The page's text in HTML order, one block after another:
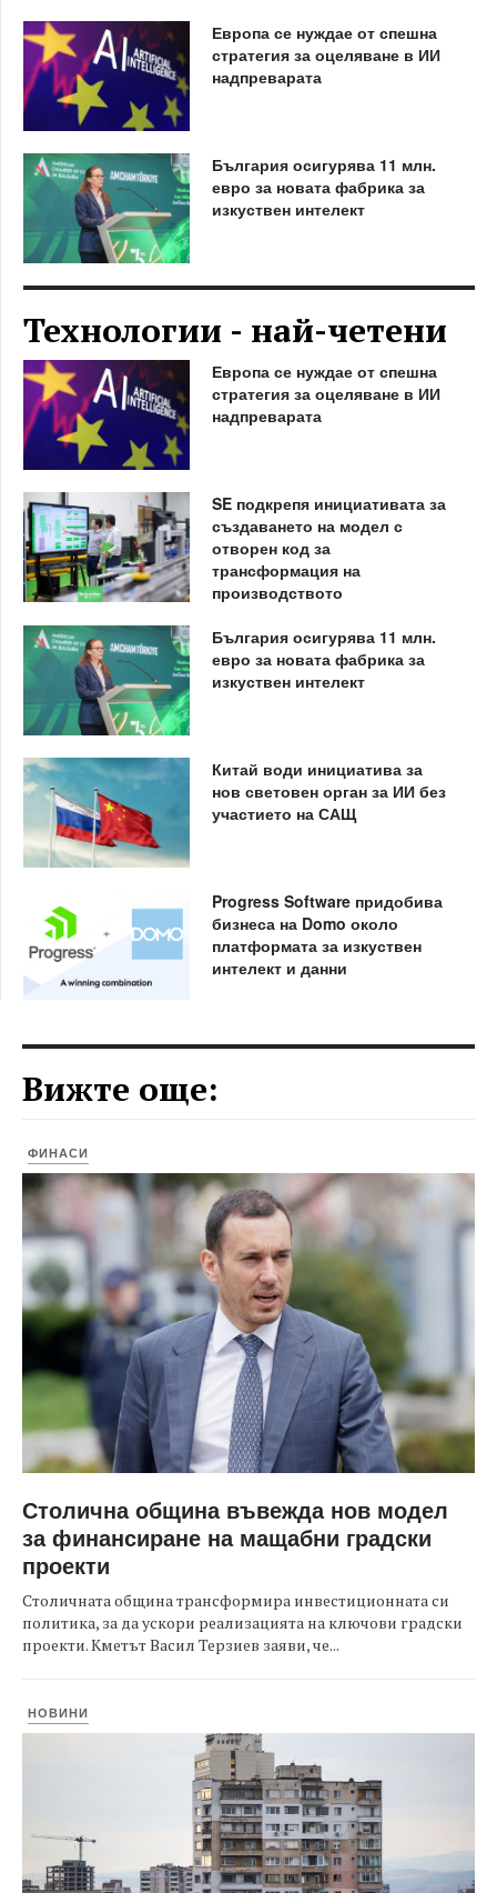
Европа се нуждае от спешна
стратегия за оцеляване в ИИ
надпреварата
България осигурява 11 млн.
евро за новата фабрика за
изкуствен интелект
Технологии - най-четени
Европа се нуждае от спешна
стратегия за оцеляване в ИИ
надпреварата
SE подкрепя инициативата за
създаването на модел с
отворен код за
трансформация на
производството
България осигурява 11 млн.
евро за новата фабрика за
изкуствен интелект
Китай води инициатива за
нов световен орган за ИИ без
участието на САЩ
Progress Software придобива
бизнеса на Domo около
платформата за изкуствен
интелект и данни
Вижте още:
ФИНАСИ
Столична община въвежда нов модел
за финансиране на мащабни градски
проекти
Столичната община трансформира инвестиционната си
политика, за да ускори реализацията на ключови градски
проекти. Кметът Васил Терзиев заяви, че...
НОВИНИ